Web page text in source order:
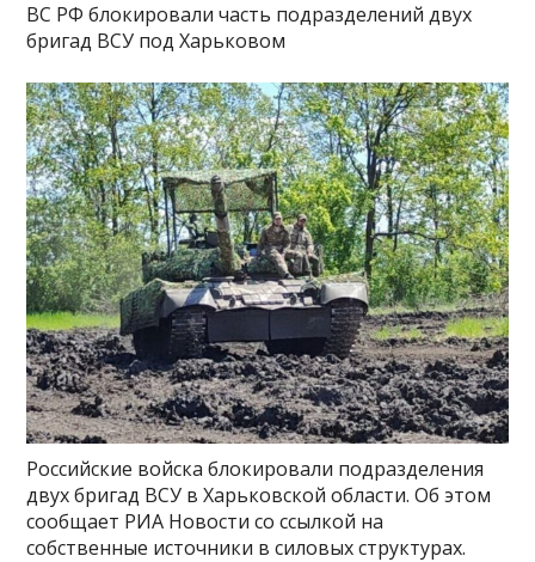
ВС РФ блокировали часть подразделений двух
бригад ВСУ под Харьковом
Российские войска блокировали подразделения
двух бригад ВСУ в Харьковской области. Об этом
сообщает РИА Новости со ссылкой на
собственные источники в силовых структурах.